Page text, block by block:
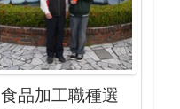
食品加工職種選